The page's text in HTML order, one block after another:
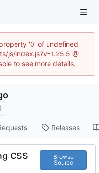
'0' of undefined
js/index.js?v=1.25.5 @
to see more details.
Releases
CSS
Browse
Source